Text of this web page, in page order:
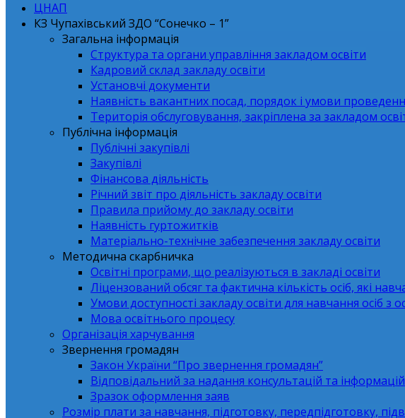
ЦНАП
КЗ Чупахівський ЗДО “Сонечко – 1”
Загальна інформація
Структура та органи управління закладом освіти
Кадровий склад закладу освіти
Установчі документи
Наявність вакантних посад, порядок і умови
Територія обслуговування, закріплена за закладом
Публічна інформація
Публічні закупівлі
Закупівлі
Фінансова діяльність
Річний звіт про діяльність закладу освіти
Правила прийому до закладу освіти
Наявність гуртожитків
Матеріально-технічне забезпечення закладу освіти
Методична скарбничка
Освітні програми, що реалізуються в закладі освіти
Ліцензований обсяг та фактична кількість осіб, які
Умови доступності закладу освіти для навчання осіб з
Мова освітнього процесу
Організація харчування
Звернення громадян
Закон України “Про звернення громадян”
Відповідальний за надання консультацій та інформацій
Зразок оформлення заяв
Розмір плати за навчання, підготовку, передпідготовку,